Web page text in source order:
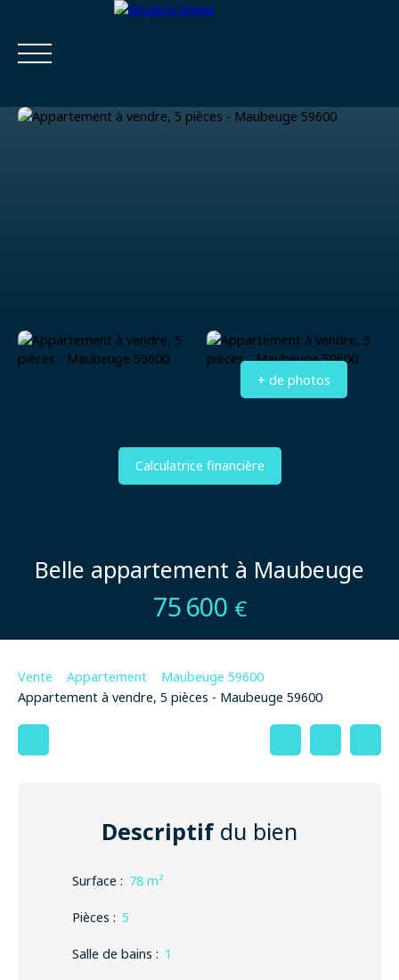
+ de photos
Calculatrice financière
Belle appartement à Maubeuge
75 600 €
Vente Appartement
Maubeuge 59600
Appartement à vendre, 5 pièces - Maubeuge 59600
Descriptifdu bien
Surface : 78 m²
Pièces : 5
Salle de bains : 1